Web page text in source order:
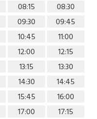
08:15
08:30
09:30
09:45
10:45
11:00
12:00
12:15
13:15
13:30
14:30
14:45
15:45
16:00
17:00
17:15